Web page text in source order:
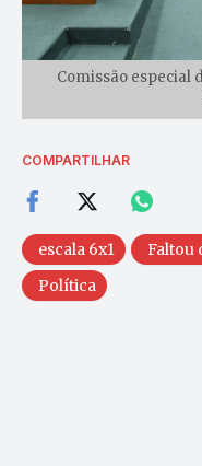
Comissão especial
COMPARTILHAR
escala 6x1 Faltou
Política